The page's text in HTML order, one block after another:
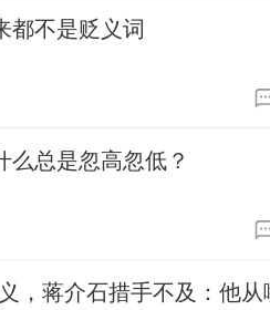
都不是贬义词
么总是忽高忽低？
，蒋介石措手不及：他从